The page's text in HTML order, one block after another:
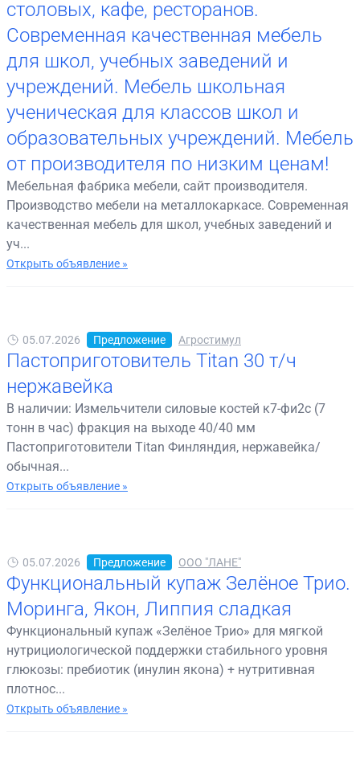
столовых, кафе, ресторанов.
Современная качественная мебель
для школ, учебных заведений и
учреждений. Мебель школьная
ученическая для классов школ и
образовательных учреждений. Мебель
от производителя по низким ценам!
Мебельная фабрика мебели, сайт производителя.
Производство мебели на металлокаркасе. Современная
качественная мебель для школ, учебных заведений и
уч...
Открыть объявление »
05.07.2026 Предложение Агростимул
Пастоприготовитель Titan 30 т/ч
нержавейка
В наличии: Измельчители силовые костей к7-фи2с (7
тонн в час) фракция на выходе 40/40 мм
Пастоприготовители Titan Финляндия, нержавейка/
обычная...
Открыть объявление »
05.07.2026 Предложение ООО "ЛАНЕ"
Функциональный купаж Зелёное Трио.
Моринга, Якон, Липпия сладкая
Функциональный купаж «Зелёное Трио» для мягкой
нутрициологической поддержки стабильного уровня
глюкозы: пребиотик (инулин якона) + нутритивная
плотнос...
Открыть объявление »